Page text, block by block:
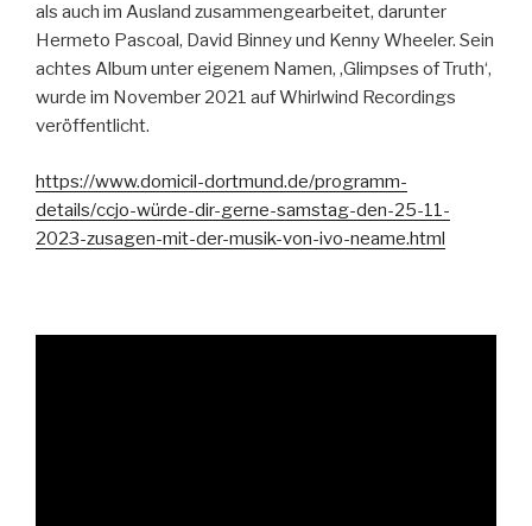
als auch im Ausland zusammengearbeitet, darunter
Hermeto Pascoal, David Binney und Kenny Wheeler. Sein
achtes Album unter eigenem Namen, ‚Glimpses of Truth‘,
wurde im November 2021 auf Whirlwind Recordings
veröffentlicht.
https://www.domicil-dortmund.de/programm-
details/ccjo-würde-dir-gerne-samstag-den-25-11-
2023-zusagen-mit-der-musik-von-ivo-neame.html